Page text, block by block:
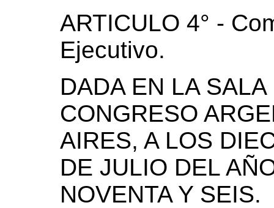
ARTICULO 4° -
Ejecutivo.
DADA EN LA
CONGRESO
AIRES, A LOS
DE JULIO DEL
NOVENTA Y SEIS.